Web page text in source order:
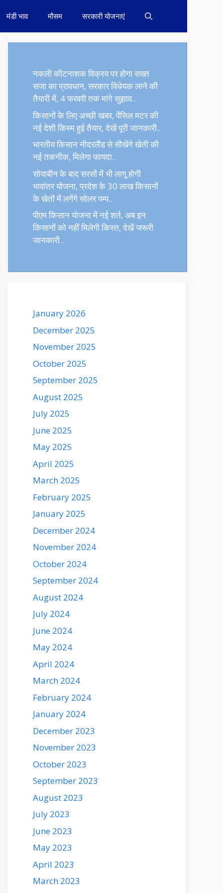
मंडी भाव मौसम सरकारी योजनाएं
नकली कीटनाशक विक्रय पर होगा सख्त
सजा का प्रावधान, सरकार विधेयक लाने की
तैयारी में, 4 फरवरी तक मांगे सुझाव..
किसानों के लिए अच्छी खबर, पेंसिल मटर की
नई देशी किस्म हुई तैयार, देखें पूरी जानकारी..
भारतीय किसान नीदरलैंड से सीखेंगे खेती की
नई तकनीक, मिलेगा फायदा..
सोयाबीन के बाद सरसों में भी लागू होगी
भावांतर योजना, प्रदेश के 30 लाख किसानों
के खेतों में लगेंगे सोलर पम्प..
पीएम किसान योजना में नई शर्त, अब इन
किसानों को नहीं मिलेगी किस्त, देखें जरूरी
जानकारी..
January 2026
December 2025
November 2025
October 2025
September 2025
August 2025
July 2025
June 2025
May 2025
April 2025
March 2025
February 2025
January 2025
December 2024
November 2024
October 2024
September 2024
August 2024
July 2024
June 2024
May 2024
April 2024
March 2024
February 2024
January 2024
December 2023
November 2023
October 2023
September 2023
August 2023
July 2023
June 2023
May 2023
April 2023
March 2023